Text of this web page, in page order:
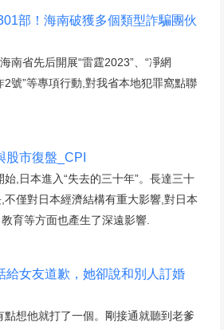
部！海南破獲多個類型詐騙團伙
南省先后開展“雷霆2023”、“凈網
2號”等專項行動,對我省本地犯罪窩點聯
股市復盤_CPI
,日本進入“失去的三十年”。長達三十
僅對日本經濟結構有重大影響,對日本
育等方面也產生了深遠影響.
給女友道歉，她卻說和別人訂婚
想他就打了一個。剛接通就聽到老爹